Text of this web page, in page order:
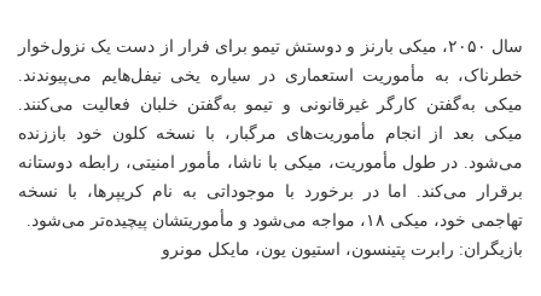
سال ۲۰۵۰، میکی بارنز و دوستش تیمو برای فرار از دست یک نزول‌خوار
خطرناک، به مأموریت استعماری در سیاره یخی نیفل‌هایم می‌پیوندند.
میکی به‌گفتن کارگر غیرقانونی و تیمو به‌گفتن خلبان فعالیت می‌کنند.
میکی بعد از انجام مأموریت‌های مرگبار، با نسخه کلون خود باززنده
می‌شود. در طول مأموریت، میکی با ناشا، مأمور امنیتی، رابطه دوستانه
برقرار می‌کند. اما در برخورد با موجوداتی به نام کریپرها، با نسخه
تهاجمی خود، میکی ۱۸، مواجه می‌شود و مأموریتشان پیچیده‌تر می‌شود.
بازیگران: رابرت پتینسون، استیون یون، مایکل مونرو